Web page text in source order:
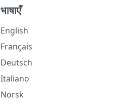
भाषाएँ
English
Français
Deutsch
Italiano
Norsk